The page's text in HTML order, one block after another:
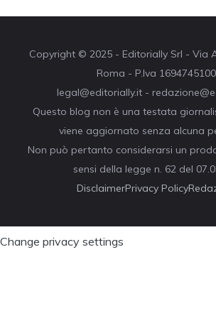
Copyright © 2025 - Editorially Srl - Via
Roma - P.Iva
legal@editorially.it -
Questo blog non è una testata
viene aggiornato senza alcuna
Non può pertanto considerarsi un
sensi della legge n. 62 del
DisclaimerPrivacy Policy
Change privacy settings